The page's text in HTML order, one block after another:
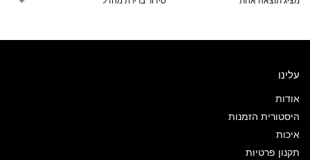
עלינו
אודות
היסטורית הזמנות
איכות
תקנון פרטיות